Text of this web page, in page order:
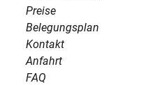
Preise
Belegungsplan
Kontakt
Anfahrt
FAQ